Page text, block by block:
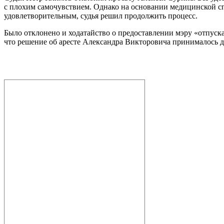
с плохим самочувствием. Однако на основании медицинской
удовлетворительным, судья решил продолжить процесс.
Было отклонено и ходатайство о предоставлении мэру
что решение об аресте Александра Викторовича принималось